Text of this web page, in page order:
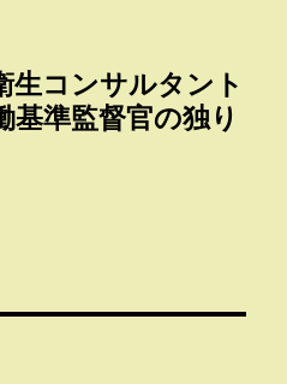
生コンサルタント
基準監督官の独り